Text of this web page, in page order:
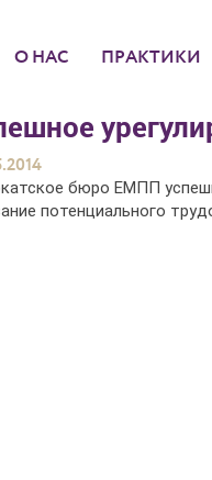
О НАС ПРАКТИКИ
бюро ЕМПП
потенциального